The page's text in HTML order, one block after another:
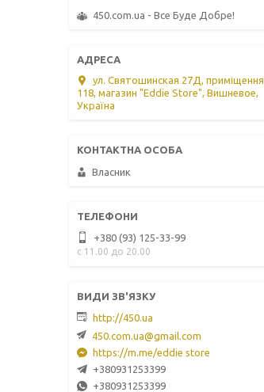
450.com.ua - Все Буде Добре!
ул. Святошинская 27Д, приміщення
118, магазин "Eddie Store", Вишневое,
Україна
Власник
+380 (93) 125-33-99
с 11.00 до 20.00
http://450.ua
450.com.ua@gmail.com
https://m.me/eddie store
+380931253399
+380931253399